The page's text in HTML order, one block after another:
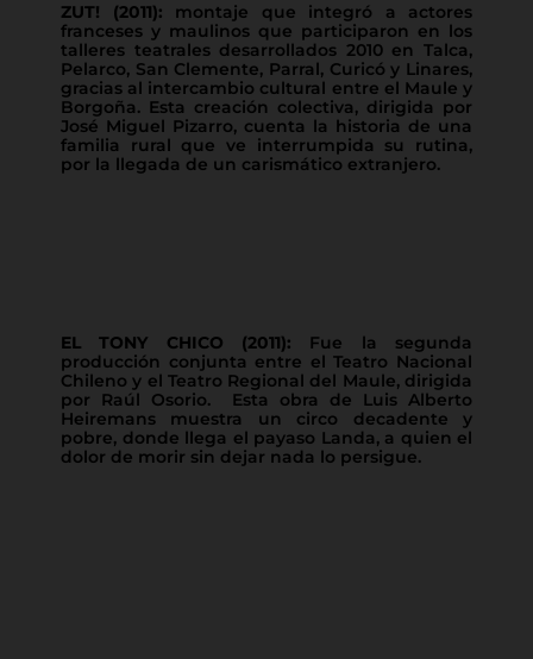
ZUT! (2011): montaje que integró a actores
franceses y maulinos que participaron en los
talleres teatrales desarrollados 2010 en Talca,
Pelarco, San Clemente, Parral, Curicó y Linares,
gracias al intercambio cultural entre el Maule y
Borgoña. Esta creación colectiva, dirigida por
José Miguel Pizarro, cuenta la historia de una
familia rural que ve interrumpida su rutina,
por la llegada de un carismático extranjero.
EL TONY CHICO (2011): Fue la segunda
producción conjunta entre el Teatro Nacional
Chileno y el Teatro Regional del Maule, dirigida
por Raúl Osorio. Esta obra de Luis Alberto
Heiremans muestra un circo decadente y
pobre, donde llega el payaso Landa, a quien el
dolor de morir sin dejar nada lo persigue.